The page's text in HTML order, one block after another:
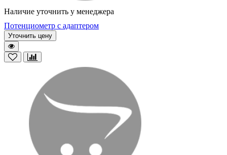
Наличие уточнить у менеджера
Потенциометр с адаптером
Уточнить цену